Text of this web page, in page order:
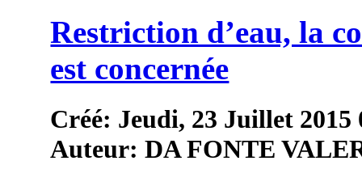
Restriction d’eau, la
est concernée
Créé: Jeudi, 23 Juillet 2015
Auteur: DA FONTE